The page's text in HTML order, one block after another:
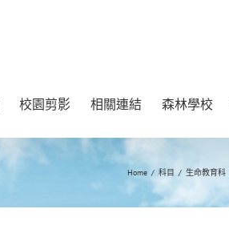
校園剪影 相關連結 森林學校
Home / 科目 / 生命教育科